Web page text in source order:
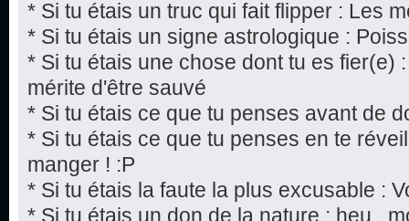
* Si tu étais un truc qui fait flipper : Les
* Si tu étais un signe astrologique :
* Si tu étais une chose dont tu es fier(e)
mérite d'être sauvé
* Si tu étais ce que tu penses avant de
* Si tu étais ce que tu penses en te
manger ! :P
* Si tu étais la faute la plus excusable :
* Si tu étais un don de la nature : heu..